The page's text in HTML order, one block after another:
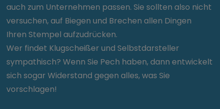
auch zum Unternehmen passen. Sie sollten also nicht
versuchen, auf Biegen und Brechen allen Dingen
Ihren Stempel aufzudrücken.
Wer findet Klugscheißer und Selbstdarsteller
sympathisch? Wenn Sie Pech haben, dann entwickelt
sich sogar Widerstand gegen alles, was Sie
vorschlagen!